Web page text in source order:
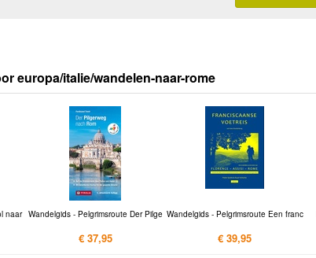
europa/italie/wandelen-naar-rome
naar Wandelgids - Pelgrimsroute Der Pilge
€ 37,95
Wandelgids - Pelgrimsroute Een franc
€ 39,95